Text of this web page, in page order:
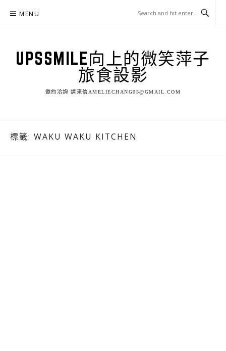
MENU
UPSSMILE向上的微笑萍子
旅食設影
邀約洽詢 請來信AMELIECHANG05@GMAIL.COM
標籤: WAKU WAKU KITCHEN